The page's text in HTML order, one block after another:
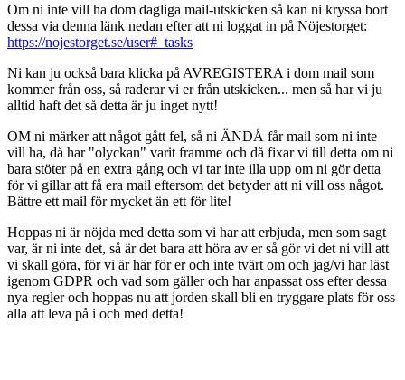
Om ni inte vill ha dom dagliga mail-utskicken så kan ni kryssa bort
dessa via denna länk nedan efter att ni loggat in på Nöjestorget:
https://nojestorget.se/user#_tasks
Ni kan ju också bara klicka på AVREGISTERA i dom mail som
kommer från oss, så raderar vi er från utskicken... men så har vi ju
alltid haft det så detta är ju inget nytt!
OM ni märker att något gått fel, så ni ÄNDÅ får mail som ni inte
vill ha, då har "olyckan" varit framme och då fixar vi till detta om ni
bara stöter på en extra gång och vi tar inte illa upp om ni gör detta
för vi gillar att få era mail eftersom det betyder att ni vill oss något.
Bättre ett mail för mycket än ett för lite!
Hoppas ni är nöjda med detta som vi har att erbjuda, men som sagt
var, är ni inte det, så är det bara att höra av er så gör vi det ni vill att
vi skall göra, för vi är här för er och inte tvärt om och jag/vi har läst
igenom GDPR och vad som gäller och har anpassat oss efter dessa
nya regler och hoppas nu att jorden skall bli en tryggare plats för oss
alla att leva på i och med detta!